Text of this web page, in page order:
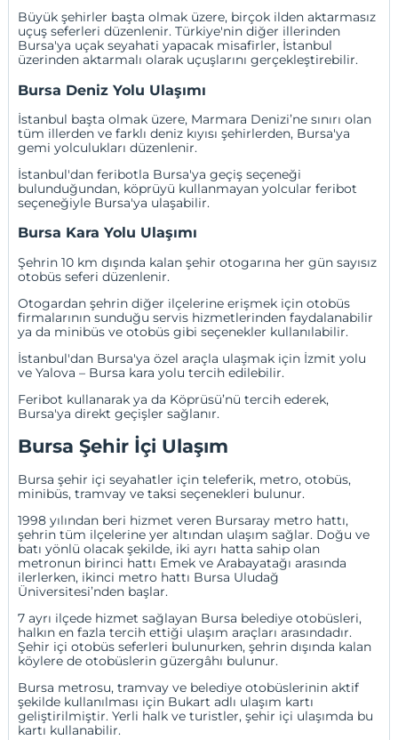
Büyük şehirler başta olmak üzere, birçok ilden aktarmasız
uçuş seferleri düzenlenir. Türkiye'nin diğer illerinden
Bursa'ya uçak seyahati yapacak misafirler, İstanbul
üzerinden aktarmalı olarak uçuşlarını gerçekleştirebilir.
Bursa Deniz Yolu Ulaşımı
İstanbul başta olmak üzere, Marmara Denizi’ne sınırı olan
tüm illerden ve farklı deniz kıyısı şehirlerden, Bursa'ya
gemi yolculukları düzenlenir.
İstanbul'dan feribotla Bursa'ya geçiş seçeneği
bulunduğundan, köprüyü kullanmayan yolcular feribot
seçeneğiyle Bursa'ya ulaşabilir.
Bursa Kara Yolu Ulaşımı
Şehrin 10 km dışında kalan şehir otogarına her gün sayısız
otobüs seferi düzenlenir.
Otogardan şehrin diğer ilçelerine erişmek için otobüs
firmalarının sunduğu servis hizmetlerinden faydalanabilir
ya da minibüs ve otobüs gibi seçenekler kullanılabilir.
İstanbul'dan Bursa'ya özel araçla ulaşmak için İzmit yolu
veYalova – Bursa kara yolu tercih edilebilir.
Feribot kullanarak ya da Köprüsü’nü tercih ederek,
Bursa'ya direkt geçişler sağlanır.
Bursa Şehir İçi Ulaşım
Bursa şehir içi seyahatler için teleferik, metro, otobüs,
minibüs, tramvay ve taksi seçenekleri bulunur.
1998 yılından beri hizmet veren Bursaray metro hattı,
şehrin tüm ilçelerine yer altından ulaşım sağlar. Doğu ve
batı yönlü olacak şekilde, iki ayrı hatta sahip olan
metronun birinci hattı Emek ve Arabayatağı arasında
ilerlerken, ikinci metro hattı Bursa Uludağ
Üniversitesi’nden başlar.
7 ayrı ilçede hizmet sağlayan Bursa belediye otobüsleri,
halkın en fazla tercih ettiği ulaşım araçları arasındadır.
Şehir içi otobüs seferleri bulunurken, şehrin dışında kalan
köylere de otobüslerin güzergâhı bulunur.
Bursa metrosu, tramvay ve belediye otobüslerinin aktif
şekilde kullanılması için Bukart adlı ulaşım kartı
geliştirilmiştir. Yerli halk ve turistler, şehir içi ulaşımda bu
kartı kullanabilir.